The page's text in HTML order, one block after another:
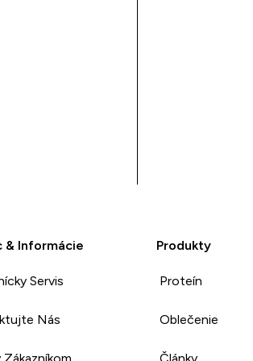
& Informácie
Servis
Nás
Zákazníkom
Produkty
Proteín
Oblečenie
Články